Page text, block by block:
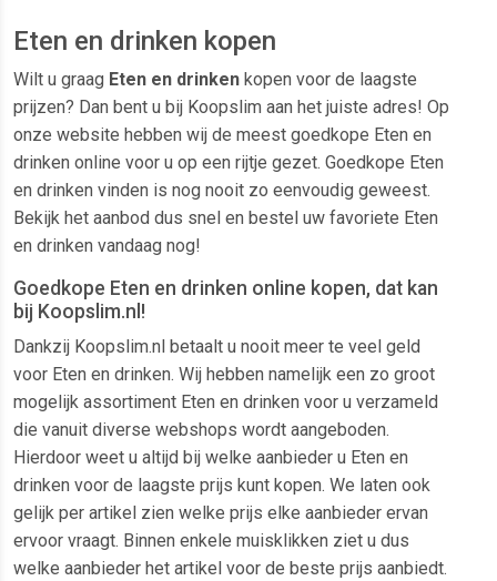
Eten en drinken kopen
Wilt u graag Eten en drinken kopen voor de laagste
prijzen? Dan bent u bij Koopslim aan het juiste adres! Op
onze website hebben wij de meest goedkope Eten en
drinken online voor u op een rijtje gezet. Goedkope Eten
en drinken vinden is nog nooit zo eenvoudig geweest.
Bekijk het aanbod dus snel en bestel uw favoriete Eten
en drinken vandaag nog!
Goedkope Eten en drinken online kopen, dat kan
bij Koopslim.nl!
Dankzij Koopslim.nl betaalt u nooit meer te veel geld
voor Eten en drinken. Wij hebben namelijk een zo groot
mogelijk assortiment Eten en drinken voor u verzameld
die vanuit diverse webshops wordt aangeboden.
Hierdoor weet u altijd bij welke aanbieder u Eten en
drinken voor de laagste prijs kunt kopen. We laten ook
gelijk per artikel zien welke prijs elke aanbieder ervan
ervoor vraagt. Binnen enkele muisklikken ziet u dus
welke aanbieder het artikel voor de beste prijs aanbiedt.